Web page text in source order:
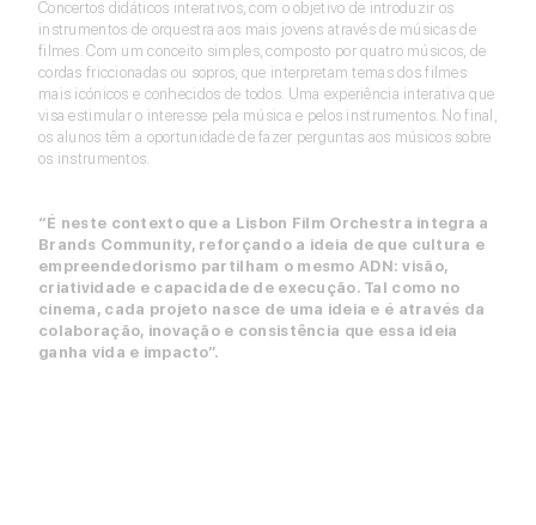
Concertos didáticos interativos, com o objetivo de introduzir os
instrumentos de orquestra aos mais jovens através de músicas de
filmes. Com um conceito simples, composto por quatro músicos, de
cordas friccionadas ou sopros, que interpretam temas dos filmes
mais icónicos e conhecidos de todos. Uma experiência interativa que
visa estimular o interesse pela música e pelos instrumentos. No final,
os alunos têm a oportunidade de fazer perguntas aos músicos sobre
os instrumentos.
“É neste contexto que a Lisbon Film Orchestra integra a
Brands Community, reforçando a ideia de que cultura e
empreendedorismo partilham o mesmo ADN: visão,
criatividade e capacidade de execução. Tal como no
cinema, cada projeto nasce de uma ideia e é através da
colaboração, inovação e consistência que essa ideia
ganha vida e impacto”.